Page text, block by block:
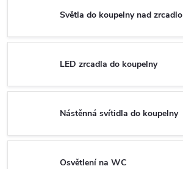
Světla do koupelny nad zrcadlo
LED zrcadla do koupelny
Nástěnná svítidla do koupelny
Osvětlení na WC